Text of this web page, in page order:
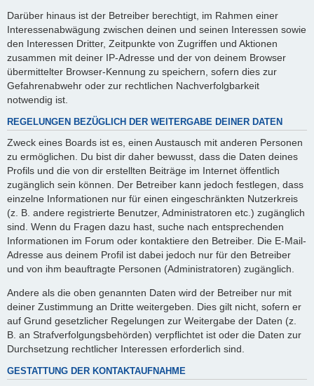
Darüber hinaus ist der Betreiber berechtigt, im Rahmen einer
Interessenabwägung zwischen deinen und seinen Interessen sowie
den Interessen Dritter, Zeitpunkte von Zugriffen und Aktionen
zusammen mit deiner IP-Adresse und der von deinem Browser
übermittelter Browser-Kennung zu speichern, sofern dies zur
Gefahrenabwehr oder zur rechtlichen Nachverfolgbarkeit
notwendig ist.
REGELUNGEN BEZÜGLICH DER WEITERGABE DEINER DATEN
Zweck eines Boards ist es, einen Austausch mit anderen Personen
zu ermöglichen. Du bist dir daher bewusst, dass die Daten deines
Profils und die von dir erstellten Beiträge im Internet öffentlich
zugänglich sein können. Der Betreiber kann jedoch festlegen, dass
einzelne Informationen nur für einen eingeschränkten Nutzerkreis
(z. B. andere registrierte Benutzer, Administratoren etc.) zugänglich
sind. Wenn du Fragen dazu hast, suche nach entsprechenden
Informationen im Forum oder kontaktiere den Betreiber. Die E-Mail-
Adresse aus deinem Profil ist dabei jedoch nur für den Betreiber
und von ihm beauftragte Personen (Administratoren) zugänglich.
Andere als die oben genannten Daten wird der Betreiber nur mit
deiner Zustimmung an Dritte weitergeben. Dies gilt nicht, sofern er
auf Grund gesetzlicher Regelungen zur Weitergabe der Daten (z.
B. an Strafverfolgungsbehörden) verpflichtet ist oder die Daten zur
Durchsetzung rechtlicher Interessen erforderlich sind.
GESTATTUNG DER KONTAKTAUFNAHME